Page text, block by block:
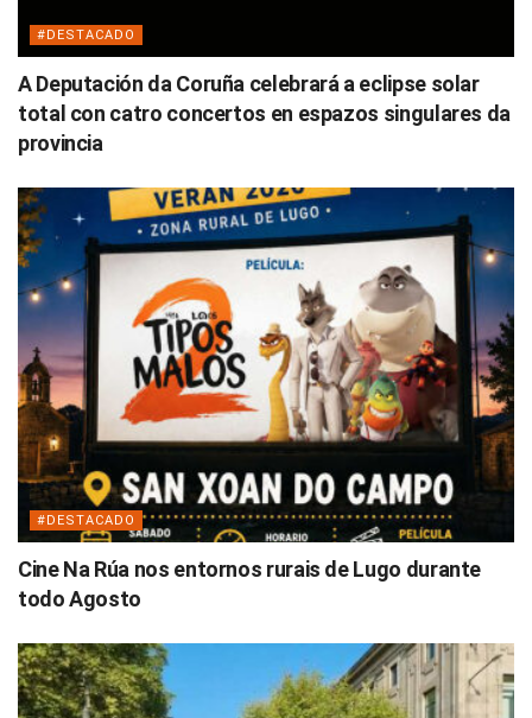
#DESTACADO
A Deputación da Coruña celebrará a eclipse solar
total con catro concertos en espazos singulares da
provincia
#DESTACADO
Cine Na Rúa nos entornos rurais de Lugo durante
todo Agosto